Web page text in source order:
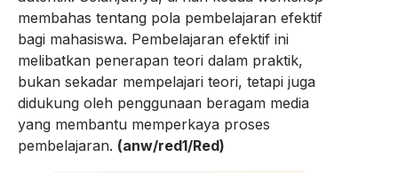
membahas tentang pola pembelajaran efektif
bagi mahasiswa. Pembelajaran efektif ini
melibatkan penerapan teori dalam praktik,
bukan sekadar mempelajari teori, tetapi juga
didukung oleh penggunaan beragam media
yang membantu memperkaya proses
pembelajaran. (anw/red1/Red)